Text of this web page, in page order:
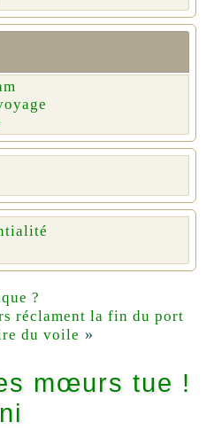
?
réclament la fin du port
du voile »
mœurs tue !